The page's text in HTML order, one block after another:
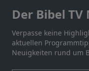
Der Bibel
Verpasse keine
aktuellen
Neuigkeiten rund um